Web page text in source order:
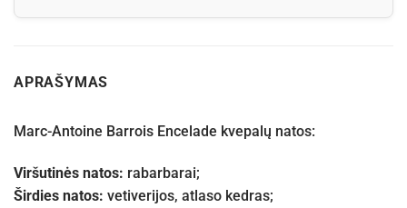
APRAŠYMAS
Marc-Antoine Barrois Encelade kvepalų natos:
Viršutinės natos: rabarbarai;
Širdies natos: vetiverijos, atlaso kedras;